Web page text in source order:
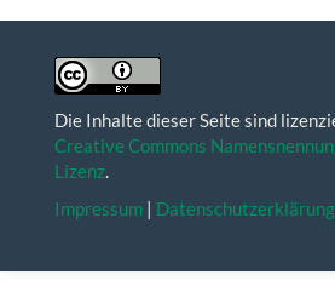
Die Inhalte dieser Seite sind
Creative Commons
Lizenz
Impressum | Datenschutzerklärung